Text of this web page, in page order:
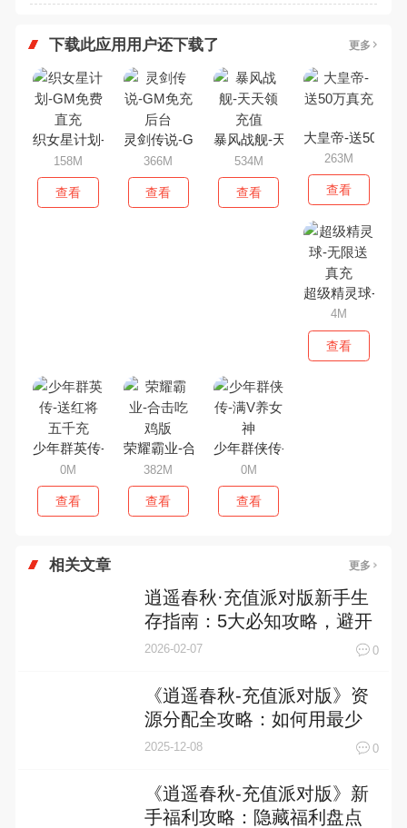
下载此应用用户还下载了 更多
织女星计划-GM免费直充
158M
查看
灵剑传说-GM免充后台
366M
查看
暴风战舰-天天领充值
534M
查看
大皇帝-送50万
263M
查看
超级精灵球-无
4M
查看
少年群英传-送红将五千充
0M
查看
荣耀霸业-合击吃鸡版
382M
查看
少年群侠传-满V养女神
0M
查看
相关文章 更多
逍遥春秋·充值派对版新手生
存指南：5大必知攻略，避开
90%的坑，轻松起飞！
2026-02-07 0
《逍遥春秋-充值派对版》资
源分配全攻略：如何用最少
投入获得最大收益？
2025-12-08 0
《逍遥春秋-充值派对版》新
手福利攻略：隐藏福利盘点